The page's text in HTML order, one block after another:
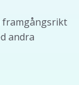
framgångsrikt
andra